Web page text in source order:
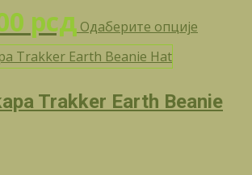
бити
рсд Одаберите опције
Trakker Earth Beanie